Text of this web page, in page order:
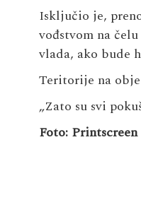
Isključio je,
vođstvom na
vlada, ako bude
Teritorije na
„Zato su svi
Foto: Printscreen